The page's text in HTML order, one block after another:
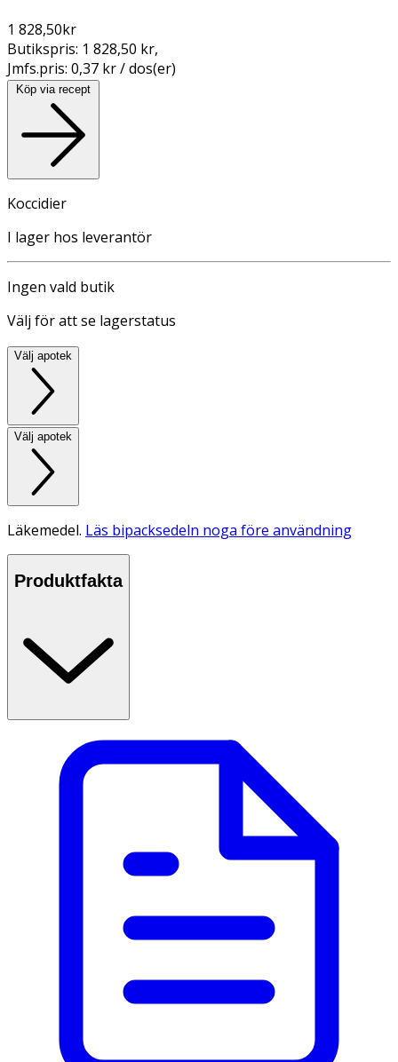
1 828,50kr
Butikspris: 1 828,50 kr,
Jmfs.pris: 0,37 kr / dos(er)
Köp via recept
Koccidier
I lager hos leverantör
Ingen vald butik
Välj för att se lagerstatus
Välj apotek
Välj apotek
Läkemedel. Läs bipacksedeln noga före användning
Produktfakta